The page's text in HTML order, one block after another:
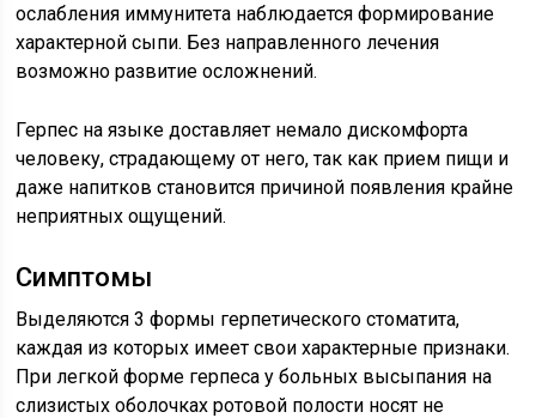
ослабления иммунитета наблюдается формирование
характерной сыпи. Без направленного лечения
возможно развитие осложнений.
Герпес на языке доставляет немало дискомфорта
человеку, страдающему от него, так как прием пищи и
даже напитков становится причиной появления крайне
неприятных ощущений.
Симптомы
Выделяются 3 формы герпетического стоматита,
каждая из которых имеет свои характерные признаки.
При легкой форме герпеса у больных высыпания на
слизистых оболочках ротовой полости носят не